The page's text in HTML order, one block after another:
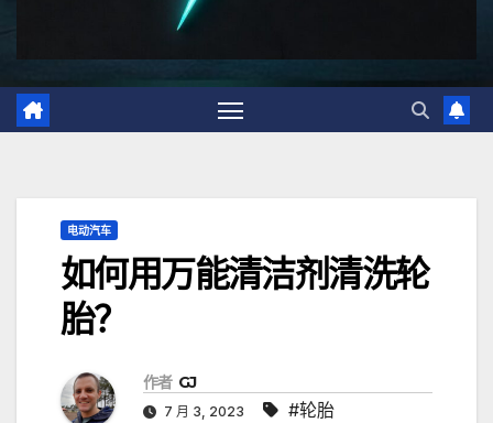
电动汽车
如何用万能清洁剂清洗轮
胎？
作者 GJ
7 月 3, 2023 #轮胎